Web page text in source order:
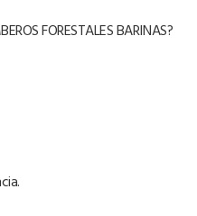
FORESTALES BARINAS?